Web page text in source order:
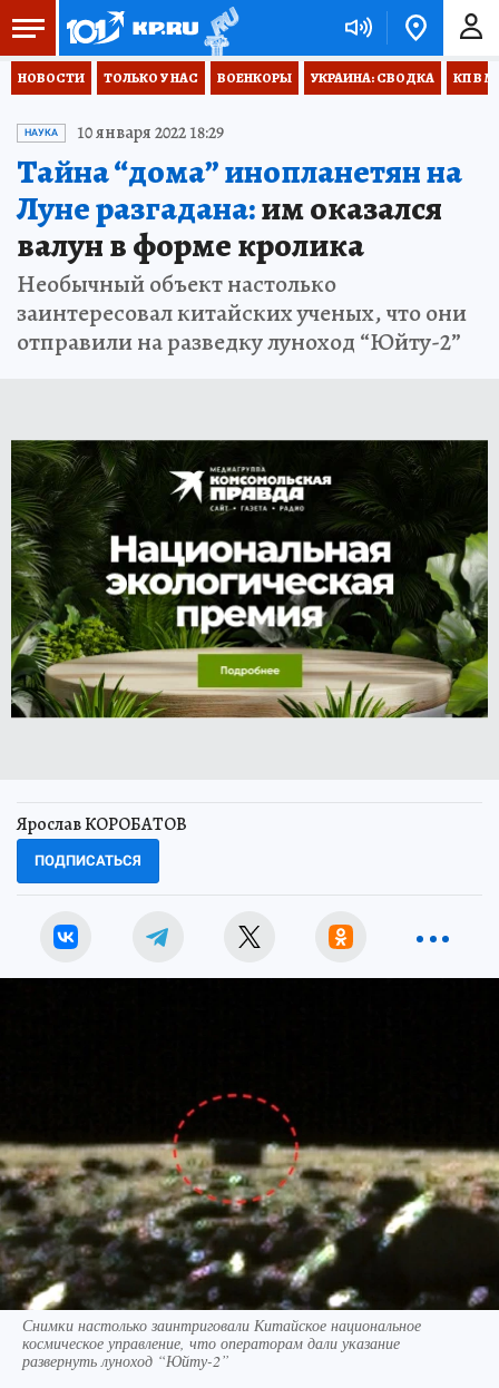
НОВОСТИ ТОЛЬКО У НАС ВОЕНКОРЫ УКРАИНА: СВОДКА КП В
НАУКА 10 января 2022 18:29
Тайна “дома” инопланетян на
Луне разгадана:им оказался
валун в форме кролика
Необычный объект настолько
заинтересовал китайских ученых, что они
отправили на разведку луноход “Юйту-2”
Ярослав КОРОБАТОВ
ПОДПИСАТЬСЯ
Снимки настолько заинтриговали Китайское национальное
космическое управление, что операторам дали указание
развернуть луноход “Юйту-2”